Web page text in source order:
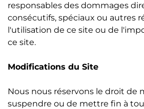
responsables des dommages
consécutifs, spéciaux ou autres
l'utilisation de ce site ou de
ce site.
Modifications du Site
Nous nous réservons le droit de
suspendre ou de mettre fin à